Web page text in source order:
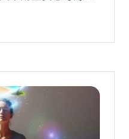
人而言，螢幕上下
的是個人的財務壓